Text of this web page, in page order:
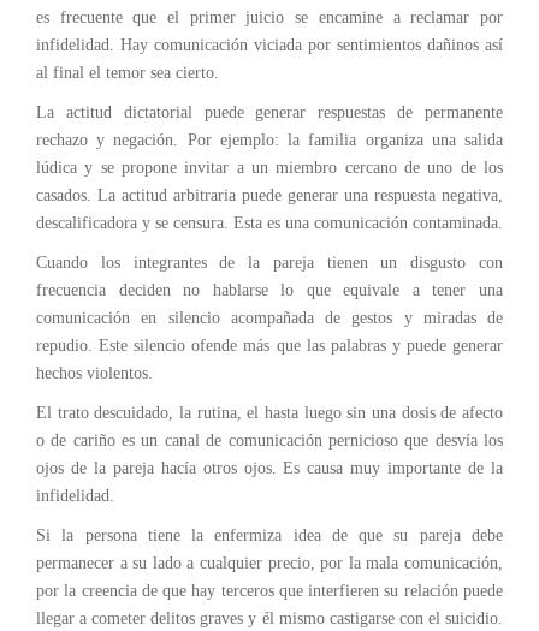
es frecuente que el primer juicio se encamine a reclamar por
infidelidad. Hay comunicación viciada por sentimientos dañinos así
al final el temor sea cierto.
La actitud dictatorial puede generar respuestas de permanente
rechazo y negación. Por ejemplo: la familia organiza una salida
lúdica y se propone invitar a un miembro cercano de uno de los
casados. La actitud arbitraria puede generar una respuesta negativa,
descalificadora y se censura. Esta es una comunicación contaminada.
Cuando los integrantes de la pareja tienen un disgusto con
frecuencia deciden no hablarse lo que equivale a tener una
comunicación en silencio acompañada de gestos y miradas de
repudio. Este silencio ofende más que las palabras y puede generar
hechos violentos.
El trato descuidado, la rutina, el hasta luego sin una dosis de afecto
o de cariño es un canal de comunicación pernicioso que desvía los
ojos de la pareja hacía otros ojos. Es causa muy importante de la
infidelidad.
Si la persona tiene la enfermiza idea de que su pareja debe
permanecer a su lado a cualquier precio, por la mala comunicación,
por la creencia de que hay terceros que interfieren su relación puede
llegar a cometer delitos graves y él mismo castigarse con el suicidio.